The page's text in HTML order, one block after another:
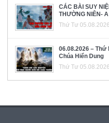
CÁC BÀI SUY
THƯỜNG NIÊN- A
Thứ Tư 05.08.2026
06.08.2026 – Thứ
Chúa Hiển Dung
Thứ Tư 05.08.2026